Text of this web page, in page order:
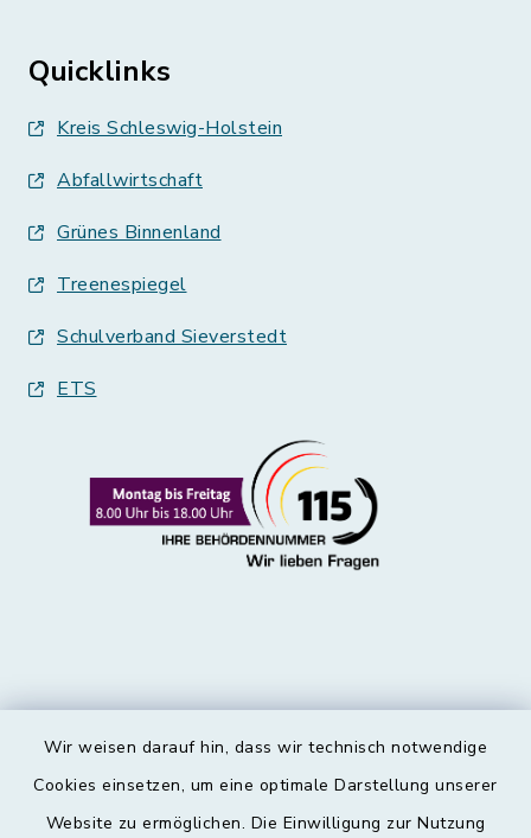
Wir weisen darauf hin, dass wir technisch notwendige
Cookies einsetzen, um eine optimale Darstellung unserer
Website zu ermöglichen. Die Einwilligung zur Nutzung
Quicklinks
Kreis Schleswig-Holstein
Abfallwirtschaft
Grünes Binnenland
Treenespiegel
Schulverband Sieverstedt
ETS
Kontakt